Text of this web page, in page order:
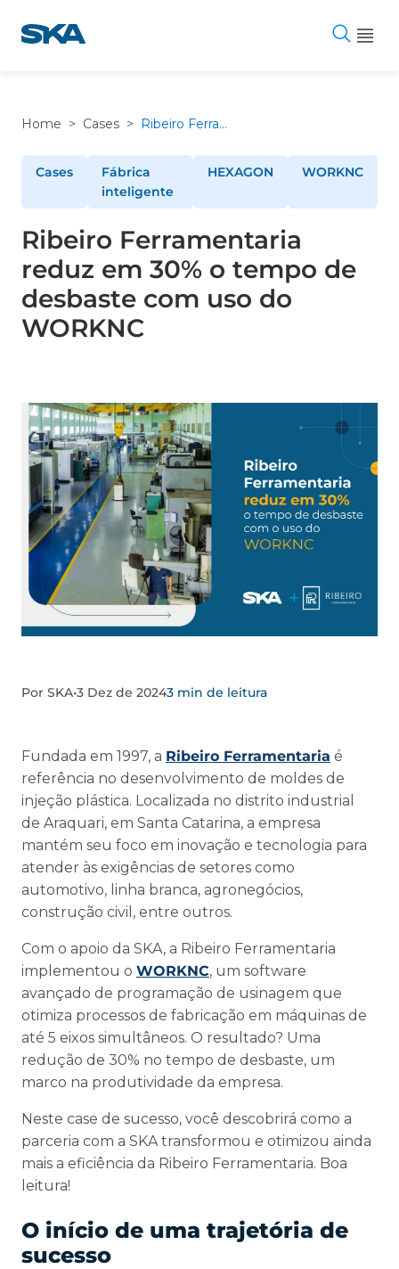
para
Home > Cases > Ribeiro Ferramentaria reduz em 30% o tempo de desbaste com uso do WORKNC
Cases
Fábrica
inteligente
HEXAGON WORKNC
Ribeiro Ferramentaria
reduz em 30% o tempo de
desbaste com uso do
WORKNC
Por SKA•3 Dez de 20243 min de leitura
Fundada em 1997, a Ribeiro Ferramentaria é
referência no desenvolvimento de moldes de
injeção plástica. Localizada no distrito industrial
de Araquari, em Santa Catarina, a empresa
mantém seu foco em inovação e tecnologia para
atender às exigências de setores como
automotivo, linha branca, agronegócios,
construção civil, entre outros.
Com o apoio da SKA, a Ribeiro Ferramentaria
implementou o WORKNC, um software
avançado de programação de usinagem que
otimiza processos de fabricação em máquinas de
até 5 eixos simultâneos. O resultado? Uma
redução de 30% no tempo de desbaste, um
marco na produtividade da empresa.
Neste case de sucesso, você descobrirá como a
parceria com a SKA transformou e otimizou ainda
mais a eficiência da Ribeiro Ferramentaria. Boa
leitura!
O início de uma trajetória de
sucesso